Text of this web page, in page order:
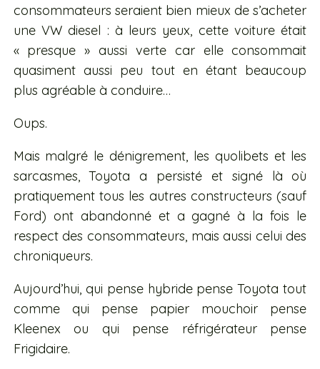
consommateurs seraient bien mieux de s’acheter
une VW diesel : à leurs yeux, cette voiture était
« presque » aussi verte car elle consommait
quasiment aussi peu tout en étant beaucoup
plus agréable à conduire…
Oups.
Mais malgré le dénigrement, les quolibets et les
sarcasmes, Toyota a persisté et signé là où
pratiquement tous les autres constructeurs (sauf
Ford) ont abandonné et a gagné à la fois le
respect des consommateurs, mais aussi celui des
chroniqueurs.
Aujourd’hui, qui pense hybride pense Toyota tout
comme qui pense papier mouchoir pense
Kleenex ou qui pense réfrigérateur pense
Frigidaire.